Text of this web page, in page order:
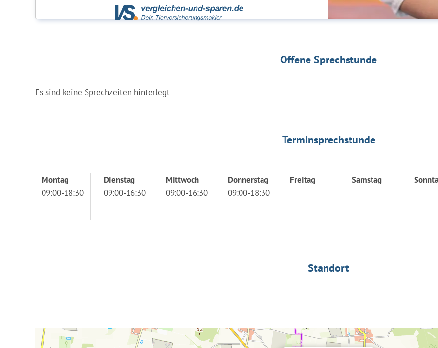
Offene Sprechstunde
Es sind keine Sprechzeiten hinterlegt
Terminsprechstunde
Montag
09:00-18:30
Dienstag
09:00-16:30
Mittwoch
09:00-16:30
Donnerstag
09:00-18:30
Freitag Samstag
Standort